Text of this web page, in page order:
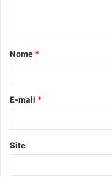
á
r
*
Nome *
E-mail *
Site